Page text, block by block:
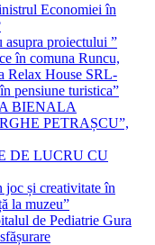
Economiei în
asupra proiectului ”
în comuna Runcu,
Relax House SRL-
pensiune turistica”
BIENALA
PETRAȘCU”,
DE LUCRU CU
și creativitate în
la muzeu”
de Pediatrie Gura